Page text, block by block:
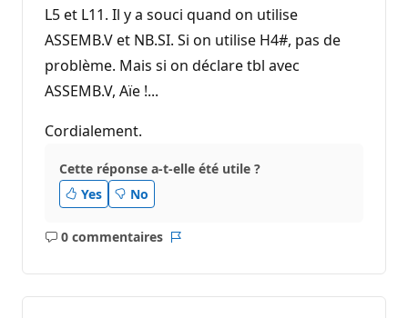
L5 et L11. Il y a souci quand on utilise
ASSEMB.V et NB.SI. Si on utilise H4#, pas de
problème. Mais si on déclare tbl avec
ASSEMB.V, Aïe !...
Cordialement.
Cette réponse a-t-elle été utile ?
Yes
No
0 commentaires
Aucun